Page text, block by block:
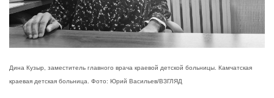
Дина Кузыр, заместитель главного врача краевой детской больницы. Камчатская
краевая детская больница. Фото: Юрий Васильев/ВЗГЛЯД